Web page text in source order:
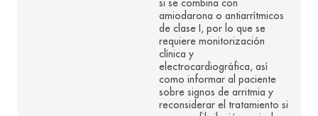
si se combina con
amiodarona o antiarrítmicos
de clase I, por lo que se
requiere monitorización
clínica y
electrocardiográfica, así
como informar al paciente
sobre signos de arritmia y
reconsiderar el tratamiento si